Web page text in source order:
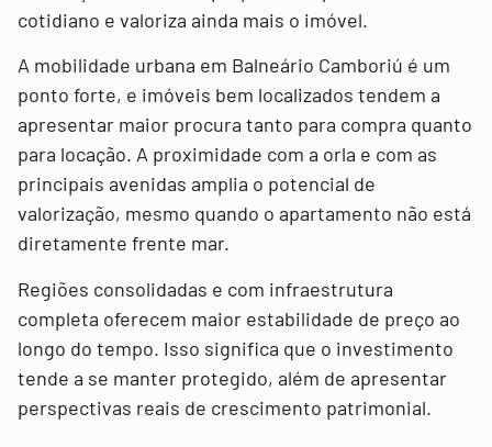
cotidiano e valoriza ainda mais o imóvel.
A mobilidade urbana em Balneário Camboriú é um
ponto forte, e imóveis bem localizados tendem a
apresentar maior procura tanto para compra quanto
para locação. A proximidade com a orla e com as
principais avenidas amplia o potencial de
valorização, mesmo quando o apartamento não está
diretamente frente mar.
Regiões consolidadas e com infraestrutura
completa oferecem maior estabilidade de preço ao
longo do tempo. Isso significa que o investimento
tende a se manter protegido, além de apresentar
perspectivas reais de crescimento patrimonial.